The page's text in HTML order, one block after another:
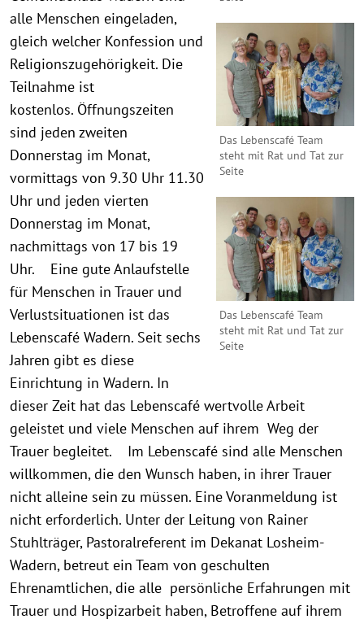
Das Lebenscafé Team
steht mit Rat und Tat zur
Seite
Das Lebenscafé Team
steht mit Rat und Tat zur
Seite
alle Menschen eingeladen,
gleich welcher Konfession und
Religionszugehörigkeit. Die
Teilnahme ist
kostenlos. Öffnungszeiten
sind jeden zweiten
Donnerstag im Monat,
vormittags von 9.30 Uhr 11.30
Uhr und jeden vierten
Donnerstag im Monat,
nachmittags von 17 bis 19
Uhr. Eine gute Anlaufstelle
für Menschen in Trauer und
Verlustsituationen ist das
Lebenscafé Wadern. Seit sechs
Jahren gibt es diese
Einrichtung in Wadern. In
dieser Zeit hat das Lebenscafé wertvolle Arbeit
geleistet und viele Menschen auf ihrem Weg der
Trauer begleitet. Im Lebenscafé sind alle Menschen
willkommen, die den Wunsch haben, in ihrer Trauer
nicht alleine sein zu müssen. Eine Voranmeldung ist
nicht erforderlich. Unter der Leitung von Rainer
Stuhlträger, Pastoralreferent im Dekanat Losheim-
Wadern, betreut ein Team von geschulten
Ehrenamtlichen, die alle persönliche Erfahrungen mit
Trauer und Hospizarbeit haben, Betroffene auf ihrem